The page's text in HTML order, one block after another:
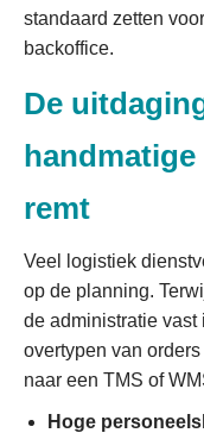
standaard zetten
backoffice.
De
remt
Veel logistiek
op de planning.
de administratie
overtypen van
naar een TMS of
Hoge